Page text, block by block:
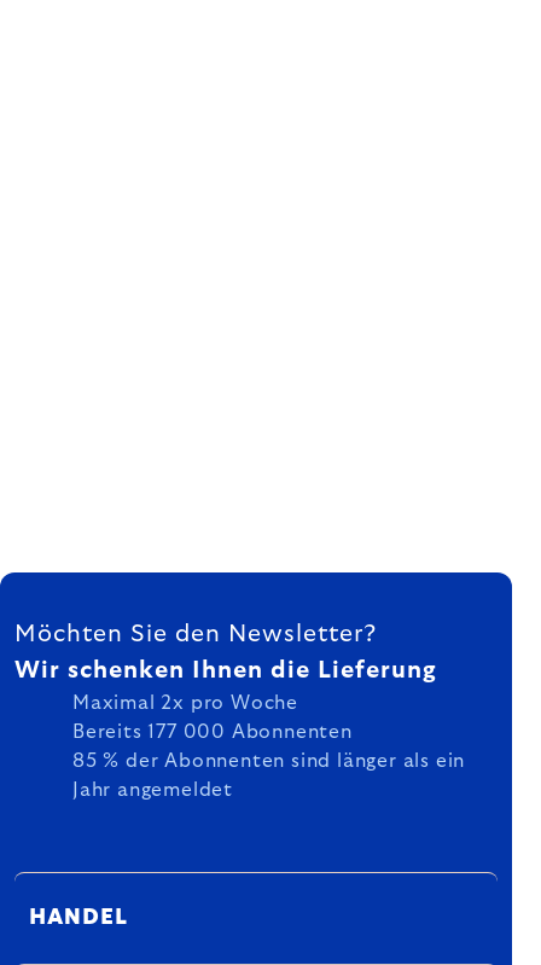
FUSSZEILE
Möchten Sie den Newsletter?
Wir schenken Ihnen die Lieferung
Maximal 2x pro Woche
Bereits 177 000 Abonnenten
85 % der Abonnenten sind länger als ein
Jahr angemeldet
HANDEL